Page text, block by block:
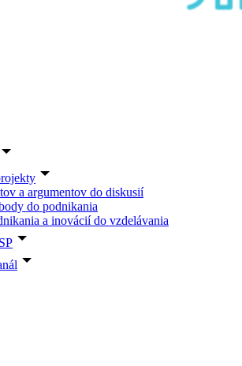
a argumentov do diskusií
do podnikania
a inovácií do vzdelávania